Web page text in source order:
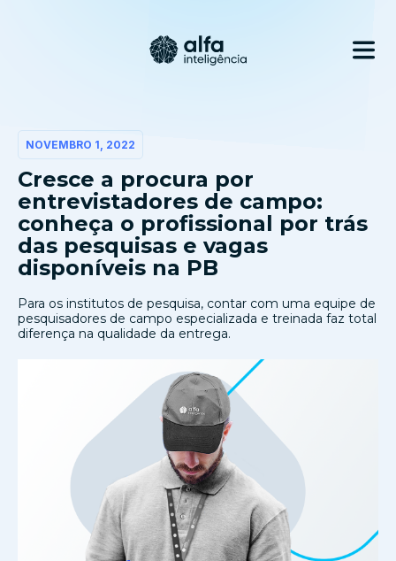
NOVEMBRO 1, 2022
Cresce a procura por
entrevistadores de campo:
conheça o profissional por trás
das pesquisas e vagas
disponíveis na PB
Para os institutos de pesquisa, contar com uma equipe de
pesquisadores de campo especializada e treinada faz total
diferença na qualidade da entrega.